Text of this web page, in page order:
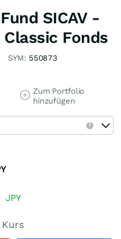
SICAV -
Fonds
SYM: 550873
Zum Portfolio
hinzufügen
JPY
Kurs